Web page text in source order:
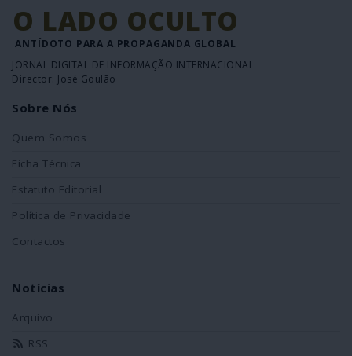
O LADO OCULTO
ANTÍDOTO PARA A PROPAGANDA GLOBAL
JORNAL DIGITAL DE INFORMAÇÃO INTERNACIONAL
Director: José Goulão
Sobre Nós
Quem Somos
Ficha Técnica
Estatuto Editorial
Política de Privacidade
Contactos
Notícias
Arquivo
RSS